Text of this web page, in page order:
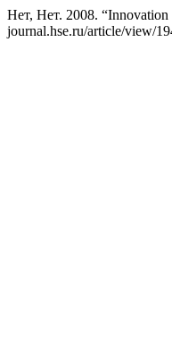
Нет, Нет. 2008.
journal.hse.ru/article/view/